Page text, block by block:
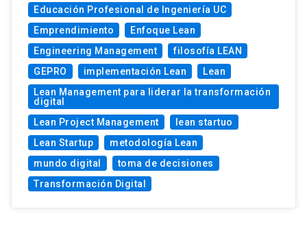
Educación Profesional de Ingeniería UC
Emprendimiento
Enfoque Lean
Engineering Management
filosofía LEAN
GEPRO
implementación Lean
Lean
Lean Management para liderar la transformación
digital
Lean Project Management
lean startuo
Lean Startup
metodología Lean
mundo digital
toma de decisiones
Transformación Digital